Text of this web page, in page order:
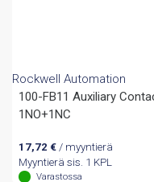
Rockwell Automation
100-FB11 Auxiliary
1NO+1NC
17,72 €/ myyntierä
Myyntierä sis. 1 KPL
Varastossa